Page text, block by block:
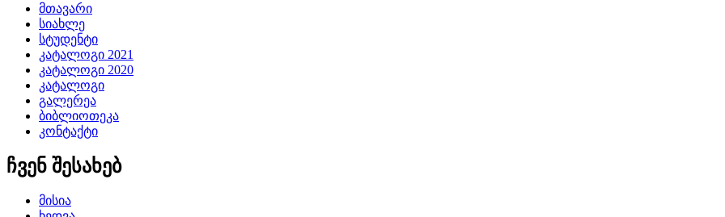
მთავარი
სიახლე
სტუდენტი
კატალოგი 2021
კატალოგი 2020
კატალოგი
გალერეა
ბიბლიოთეკა
კონტაქტი
ჩვენ შესახებ
მისია